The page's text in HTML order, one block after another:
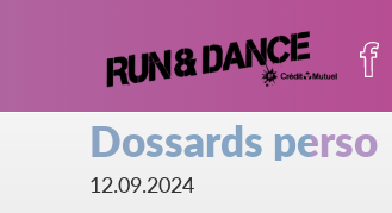
Dossards perso
12.09.2024